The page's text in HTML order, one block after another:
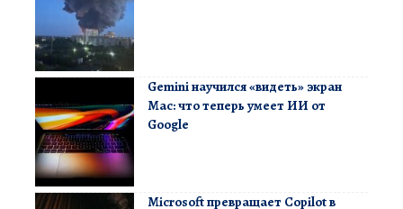
Gemini научился «видеть» экран
Mac: что теперь умеет ИИ от
Google
Microsoft превращает Copilot в